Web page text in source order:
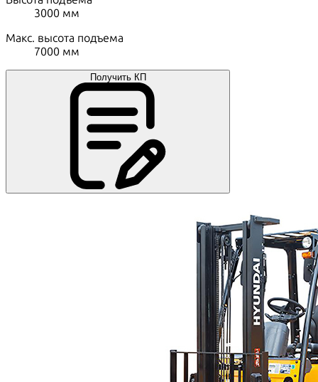
3000 мм
Макс. высота подъема
7000 мм
Получить КП